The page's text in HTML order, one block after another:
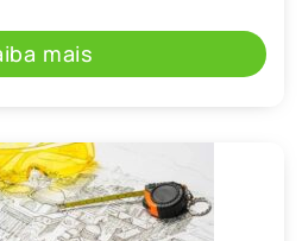
mais